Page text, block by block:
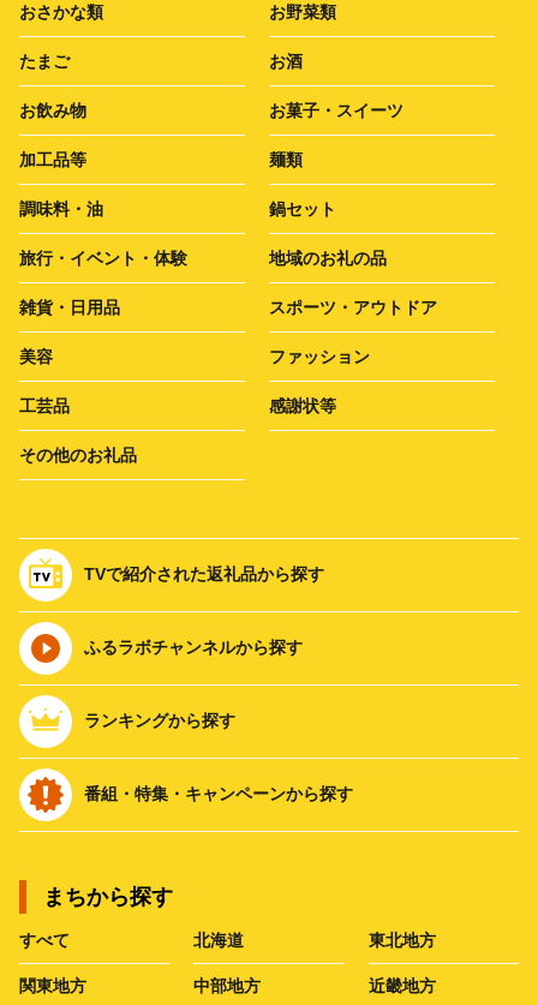
おさかな類 お野菜類
たまご お酒
お飲み物 お菓子・スイーツ
加工品等 麺類
調味料・油 鍋セット
旅行・イベント・体験 地域のお礼の品
雑貨・日用品 スポーツ・アウトドア
美容 ファッション
工芸品 感謝状等
その他のお礼品
TVで紹介された返礼品から探す
ふるラボチャンネルから探す
ランキングから探す
番組・特集・キャンペーンから探す
まちから探す
すべて 北海道 東北地方
関東地方 中部地方 近畿地方